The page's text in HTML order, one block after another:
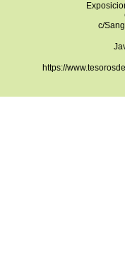
c/
https://